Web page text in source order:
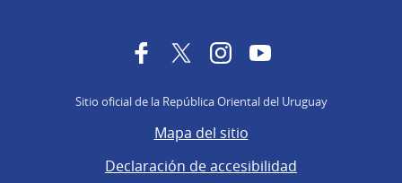
FacebookTwitterInstagramYouTube
Sitio oficial de la República Oriental del Uruguay
Mapa del sitio
Declaración de accesibilidad